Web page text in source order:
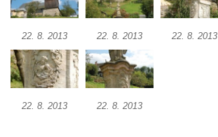
Flamingo trůn v ZOO Hluboká
Lavička Kůň Převalského v ZOO Hluboká
Lysá nad Labem, barokní město Šporkovo
Socha Opičákovník v ZOO Hluboká
Socha Roháč v ZOO Hluboká
22. 8. 2013 22. 8. 2013 22. 8. 2013
22. 8. 2013 22. 8. 2013